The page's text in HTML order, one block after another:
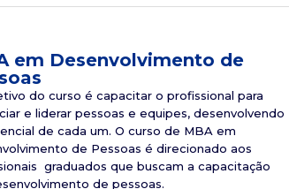
em Desenvolvimento de
do curso é capacitar o profissional para
e liderar pessoas e equipes, desenvolvendo
de cada um. O curso de MBA em
de Pessoas é direcionado aos
graduados que buscam a capacitação
de pessoas.